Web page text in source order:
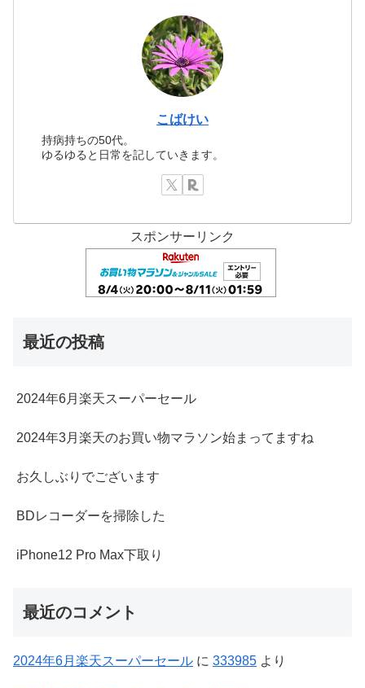
こばけい
持病持ちの50代。
ゆるゆると日常を記していきます。
スポンサーリンク
最近の投稿
2024年6月楽天スーパーセール
2024年3月楽天のお買い物マラソン始まってますね
お久しぶりでございます
BDレコーダーを掃除した
iPhone12 Pro Max下取り
最近のコメント
2024年6月楽天スーパーセール に 333985 より